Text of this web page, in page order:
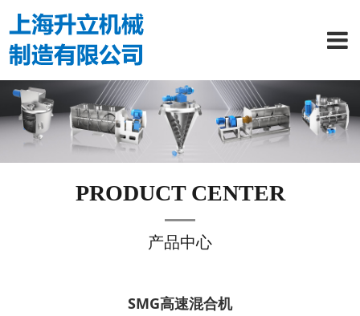
PRODUCT CENTER
产品中心
SMG高速混合机